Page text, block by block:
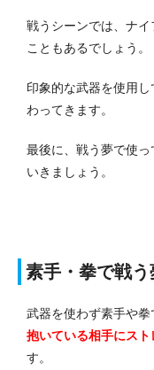
戦うシーンでは、ナ
こともあるでしょう。
印象的な武器を使用
わってきます。
最後に、戦う夢で使
いきましょう。
素手・拳で戦う
武器を使わず素手や拳
抱いている相手にス
す。